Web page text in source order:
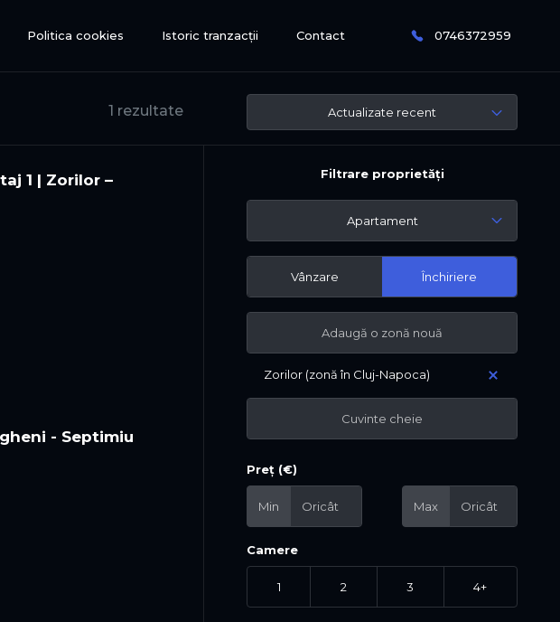
Politica cookies Istoric tranzacții Contact 0746372959
1 rezultate Actualizate recent
1 | Zorilor –
- Septimiu
Filtrare proprietăți
Apartament
Vânzare Închiriere
Zorilor (zonă în Cluj-Napoca)
Preț (€)
Min Max
Camere
1 2 3 4+